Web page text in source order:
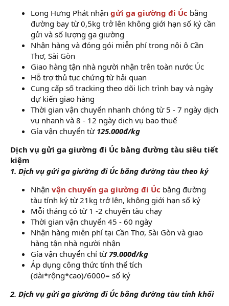
Long Hưng Phát nhận gửi ga giường đi Úc bằng
đường bay từ 0,5kg trở lên không giới hạn số ký cần
gửi và số lượng ga giường
Nhận hàng và đóng gói miễn phí trong nội ô Cần
Thơ, Sài Gòn
Giao hàng tận nhà người nhận trên toàn nước Úc
Hỗ trợ thủ tục chứng từ hải quan
Cung cấp số tracking theo dõi lịch trình bay và ngày
dự kiến giao hàng
Thời gian vận chuyển nhanh chóng từ 5 - 7 ngày dịch
vụ nhanh và 8 - 12 ngày dịch vụ bao thuế
Gía vận chuyển từ 125.000đ/kg
Dịch vụ gửi ga giường đi Úc bằng đường tàu siêu tiết
kiệm
1. Dịch vụ gửi ga giường đi Úc bằng đường tàu theo ký
Nhận vận chuyển ga giường đi Úc bằng đường
tàu tính ký từ 21kg trở lên, không giới hạn số ký
Mỗi tháng có từ 1 -2 chuyến tàu chạy
Thời gian vận chuyển 45 - 60 ngày
Nhận hàng miễn phí tại Cần Thơ, Sài Gòn và giao
hàng tận nhà người nhận
Gía vận chuyển chỉ từ 79.000đ/kg
Áp dụng công thức tính thể tích
(dài*rộng*cao)/6000= số ký
2. Dịch vụ gửi ga giường đi Úc bằng đường tàu tính khối